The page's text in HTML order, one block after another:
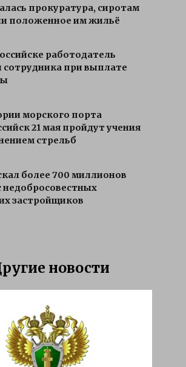
прокуратура, сиротам
положенное им жильё
работодатель
сотрудника при выплате
морского порта
21 мая пройдут учения
стрельб
более 700 миллионов
недобросовестных
застройщиков
новости